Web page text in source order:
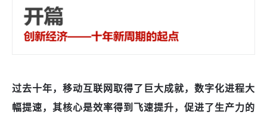
过去十年，移动互联网取得了巨大成就，数字化进程大
幅提速，其核心是效率得到飞速提升，促进了生产力的